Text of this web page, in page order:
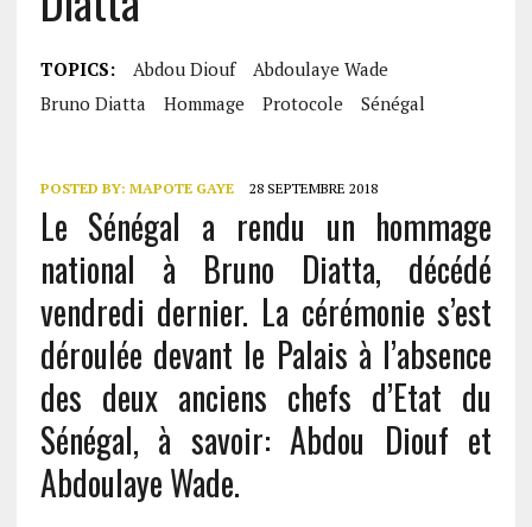
TOPICS: Abdou Diouf
Abdoulaye Wade
Bruno Diatta
Hommage Protocole Sénégal
POSTED BY: MAPOTE GAYE 28 SEPTEMBRE 2018
Le Sénégal a rendu un hommage
national à Bruno Diatta, décédé
vendredi dernier. La cérémonie s’est
déroulée devant le Palais à l’absence
des deux anciens chefs d’Etat du
Sénégal, à savoir: Abdou Diouf et
Abdoulaye Wade.